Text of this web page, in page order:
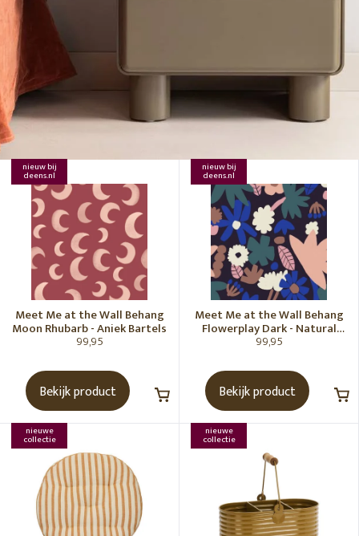
nieuw bij
deens.nl
Meet Me at the Wall Behang
Moon Rhubarb - Aniek Bartels
99,95
Bekijk product
nieuw bij
deens.nl
Meet Me at the Wall Behang
Flowerplay Dark - Natural
Noord
99,95
Bekijk product
nieuwe
collectie
nieuwe
collectie